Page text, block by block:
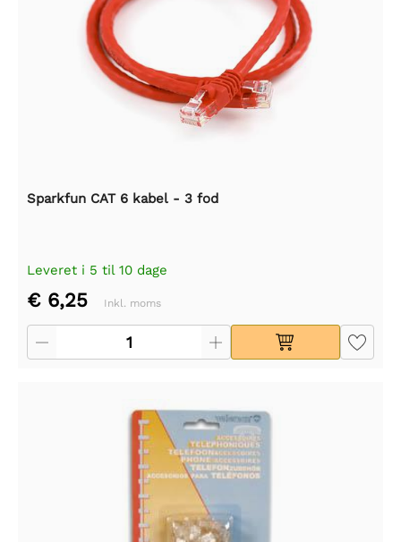
Sparkfun CAT 6 kabel - 3 fod
Leveret i 5 til 10 dage
€ 6,25 Inkl. moms